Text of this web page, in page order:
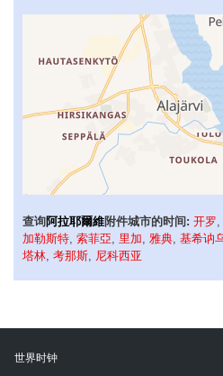
查询阿拉耶爾維附件城市的时间: 开罗,
加勒斯特, 索菲亞, 里加, 雅典, 基希讷
塔林, 考那斯, 尼科西亚
世界时钟